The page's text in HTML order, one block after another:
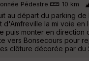
Pédestre 10 km
au départ du parking de
d'Amfreville la mi voie en
puis monter en direction
vers Bonsecours pour
clôture décorée par du